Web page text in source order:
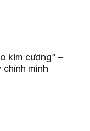
kim cương” –
mình